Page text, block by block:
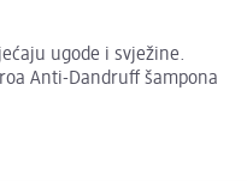
ugode i svježine.
Anti-Dandruff šampona